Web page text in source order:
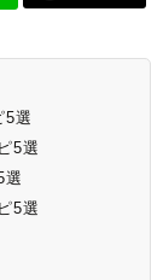
5選
5選
選
5選